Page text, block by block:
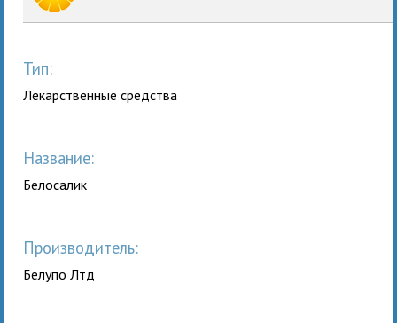
Тип:
Лекарственные средства
Название:
Белосалик
Производитель:
Белупо Лтд